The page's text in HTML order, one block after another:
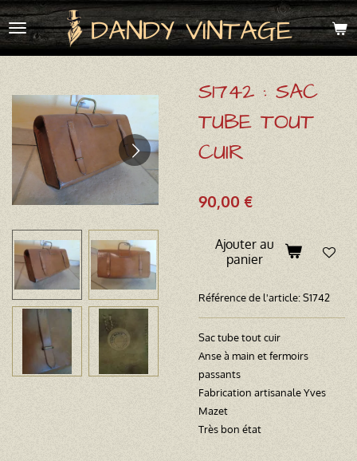
Passer
au
contenu
DANDY VINTAGE
S1742 : SAC
TUBE TOUT
CUIR
90,00 €
Ajouter au
panier
Référence de l'article:S1742
Sac tube tout cuir
Anse à main et fermoirs
passants
Fabrication artisanale Yves
Mazet
Très bon état